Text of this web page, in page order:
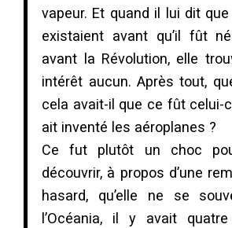
vapeur. Et quand il lui dit
existaient avant qu’il fût
avant la Révolution, elle
intérêt aucun. Après tout,
cela avait-il que ce fût celui-
ait inventé les aéroplanes ?
Ce fut plutôt un choc
découvrir, à propos d’une
hasard, qu’elle ne se
l’Océania, il y avait